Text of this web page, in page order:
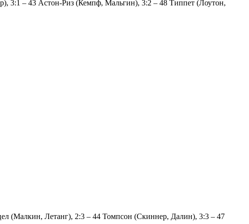
3:1 – 43 Астон-Риз (Кемпф, Мальгин), 3:2 – 48 Типпет (Лоутон,
(Малкин, Летанг), 2:3 – 44 Томпсон (Скиннер, Далин), 3:3 – 47